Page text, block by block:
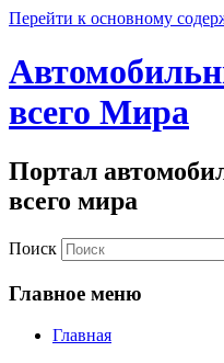
Перейти к основному
всего Мира
Портал
всего мира
Поиск
Главное меню
Главная